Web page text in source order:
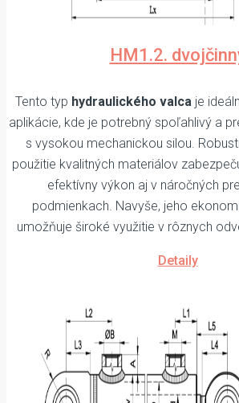
HM1.2.
Tento typ hydraulického valca je
aplikácie, kde je potrebný spoľahlivý a
s vysokou mechanickou silou.
použitie kvalitných materiálov
efektívny výkon aj v náročných
podmienkach. Navyše, jeho
umožňuje široké využitie v rôznych
Detaily